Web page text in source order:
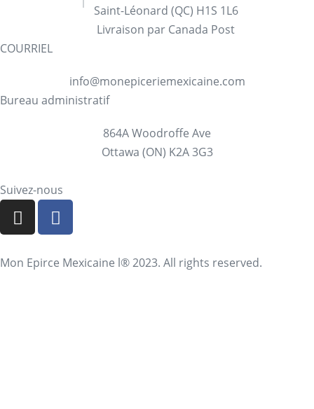
Saint-Léonard (QC) H1S 1L6
Livraison par Canada Post
COURRIEL
info@monepiceriemexicaine.com
Bureau administratif
864A Woodroffe Ave
Ottawa (ON) K2A 3G3
Suivez-nous
Mon Epirce Mexicaine l® 2023. All rights reserved.